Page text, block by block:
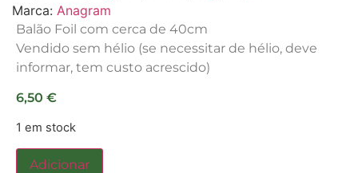
Marca: Anagram
Balão Foil com cerca de 40cm
Vendido sem hélio (se necessitar de hélio, deve
informar, tem custo acrescido)
6,50 €
1 em stock
Adicionar